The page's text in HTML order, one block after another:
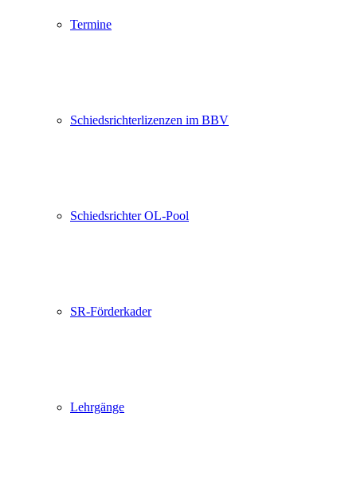
Termine
Schiedsrichterlizenzen im BBV
Schiedsrichter OL-Pool
SR-Förderkader
Lehrgänge